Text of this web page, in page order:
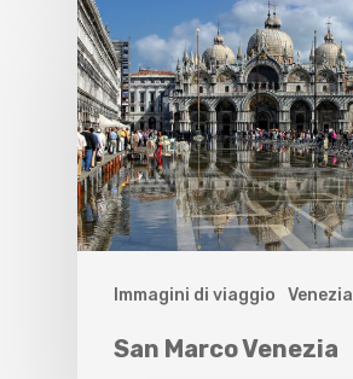
Immagini di viaggio Venezia
San Marco Venezia